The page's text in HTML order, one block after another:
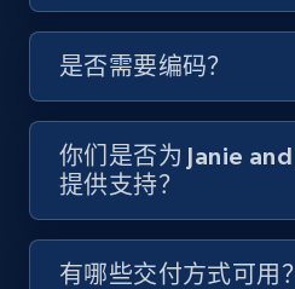
channel URL
URL, Title, Youtuber,
Video length, Likes, Views,
8.1K+ 716+
Youtube - Videos posts -
是否需要编码？
你们是否为 Janie
提供支持？
有哪些交付方式可用？